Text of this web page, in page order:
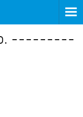
---------